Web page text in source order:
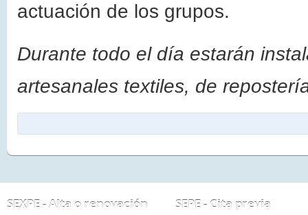
actuación de los grupos.
Durante todo el día estarán
artesanales textiles, de
SEXPE - Alta o renovación SEPE - Cita previa